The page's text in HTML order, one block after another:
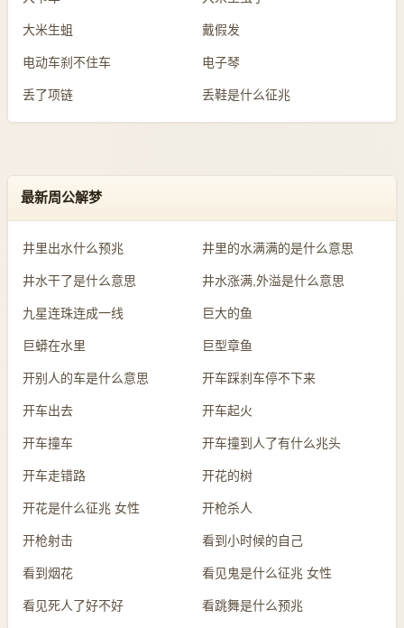
大米生蛆 戴假发
电动车刹不住车 电子琴
丢了项链 丢鞋是什么征兆
最新周公解梦
井里出水什么预兆 井里的水满满的是什么意思
井水干了是什么意思 井水涨满,外溢是什么意思
九星连珠连成一线 巨大的鱼
巨蟒在水里 巨型章鱼
开别人的车是什么意思 开车踩刹车停不下来
开车出去 开车起火
开车撞车 开车撞到人了有什么兆头
开车走错路 开花的树
开花是什么征兆 女性 开枪杀人
开枪射击 看到小时候的自己
看到烟花 看见鬼是什么征兆 女性
看见死人了好不好 看跳舞是什么预兆